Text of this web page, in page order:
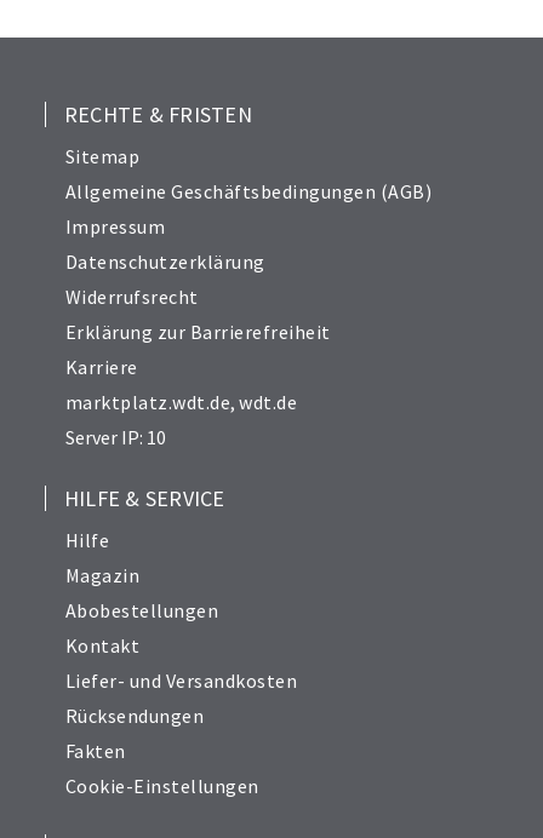
RECHTE & FRISTEN
Sitemap
Allgemeine Geschäftsbedingungen (AGB)
Impressum
Datenschutzerklärung
Widerrufsrecht
Erklärung zur Barrierefreiheit
Karriere
marktplatz.wdt.de,wdt.de
Server IP: 10
HILFE & SERVICE
Hilfe
Magazin
Abobestellungen
Kontakt
Liefer- und Versandkosten
Rücksendungen
Fakten
Cookie-Einstellungen